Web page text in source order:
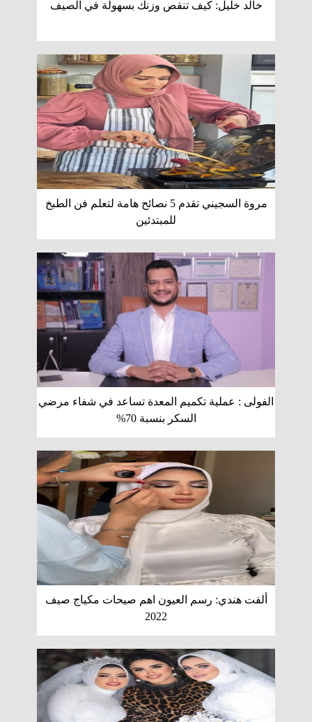
خالد خليل: كيف تنقص وزنك بسهولة في الصيف
مروة السجيني تقدم 5 نصائح هامة لتعلم فن الطبخ
للمبتدئين
الفولى : عملية تكميم المعدة تساعد في شفاء مرضي
السكر بنسبة 70%
ألفت هندي: رسم العيون اهم صيحات مكياج صيف
2022